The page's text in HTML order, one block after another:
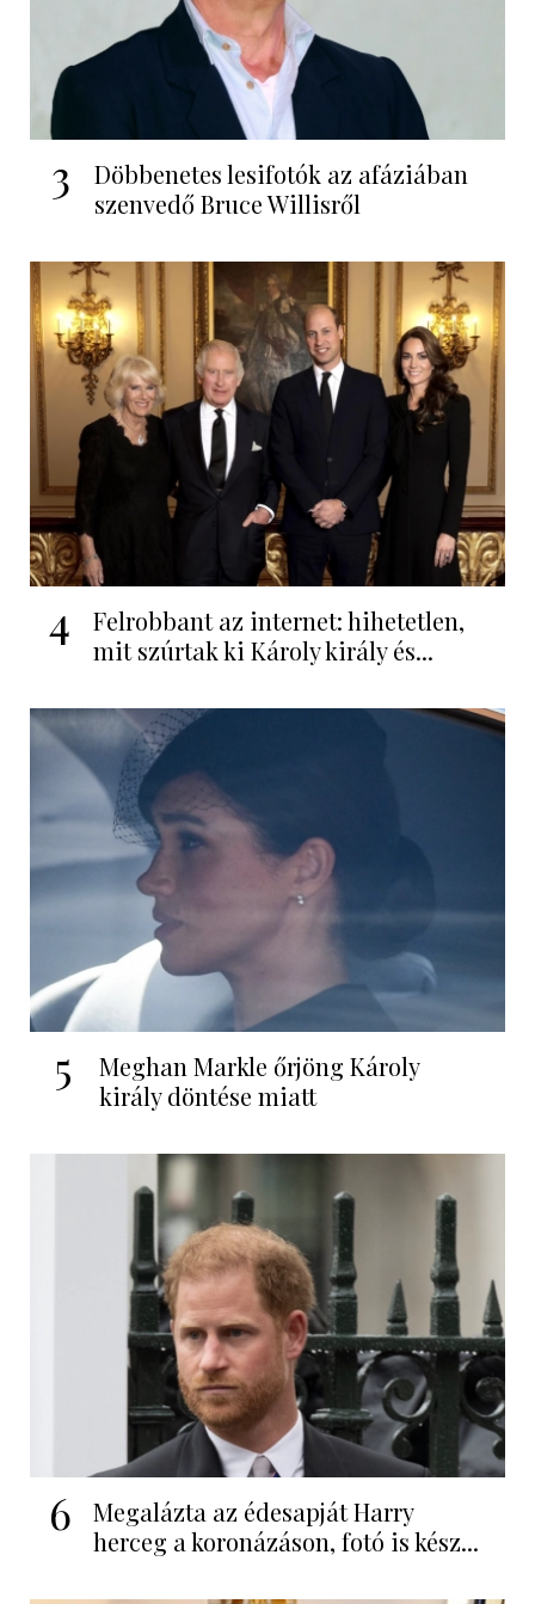
3
Döbbenetes lesifotók az afáziában
szenvedő Bruce Willisről
4
Felrobbant az internet: hihetetlen,
mit szúrtak ki Károly király és...
5
Meghan Markle őrjöng Károly
király döntése miatt
6
Megalázta az édesapját Harry
herceg a koronázáson, fotó is kész...